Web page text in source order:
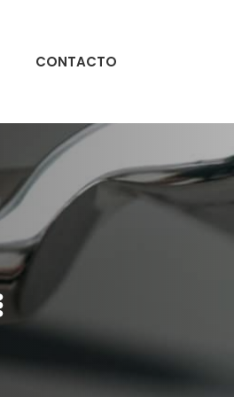
CONTACTO